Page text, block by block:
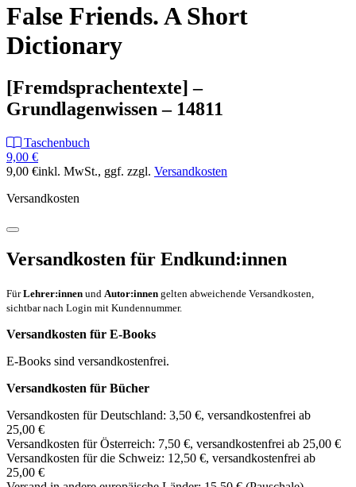
False Friends. A Short
Dictionary
[Fremdsprachentexte] –
Grundlagenwissen – 14811
Taschenbuch
9,00 €
9,00 €inkl. MwSt., ggf. zzgl. Versandkosten
Versandkosten
Versandkosten für Endkund:innen
FürLehrer:innen und Autor:innen gelten abweichende Versandkosten,
sichtbar nach Login mit Kundennummer.
Versandkosten für E-Books
E-Books sind versandkostenfrei.
Versandkosten für Bücher
Versandkosten für Deutschland: 3,50 €, versandkostenfrei ab
25,00 €
Versandkosten für Österreich: 7,50 €, versandkostenfrei ab 25,00 €
Versandkosten für die Schweiz: 12,50 €, versandkostenfrei ab
25,00 €